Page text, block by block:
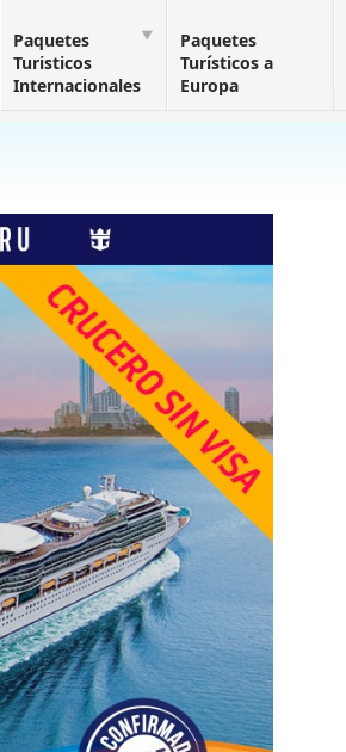
Paquetes
Turisticos
Internacionales
Paquetes
Turísticos a
Europa